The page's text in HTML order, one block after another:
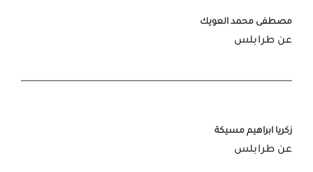
مصطفى محمد العويك
عن طرابلس
زكريا ابراهيم مسيكة
عن طرابلس